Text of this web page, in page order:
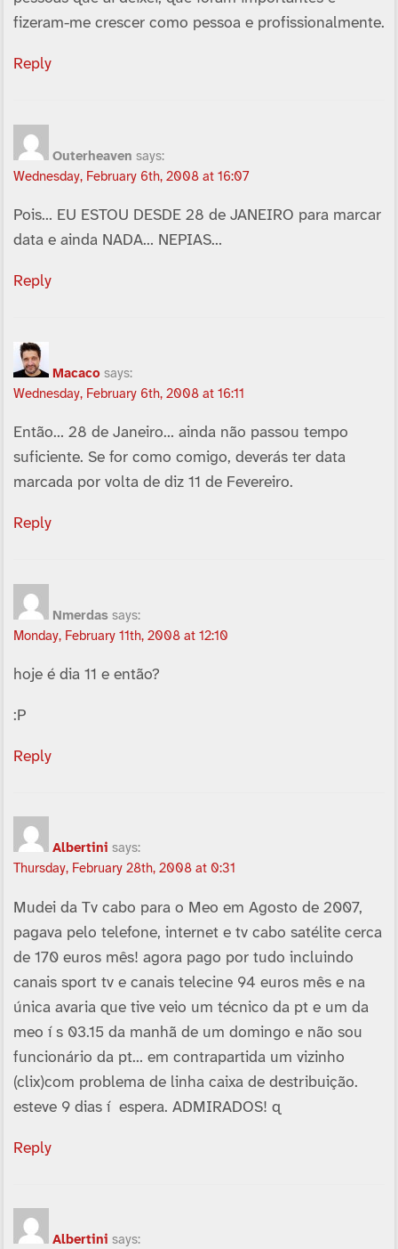
fizeram-me crescer como pessoa e profissionalmente.
Reply
Outerheaven says:
Wednesday, February 6th, 2008 at 16:07
Pois… EU ESTOU DESDE 28 de JANEIRO para marcar
data e ainda NADA… NEPIAS…
Reply
Macaco says:
Wednesday, February 6th, 2008 at 16:11
Então… 28 de Janeiro… ainda não passou tempo
suficiente. Se for como comigo, deverás ter data
marcada por volta de diz 11 de Fevereiro.
Reply
Nmerdas says:
Monday, February 11th, 2008 at 12:10
hoje é dia 11 e então?
:P
Reply
Albertini says:
Thursday, February 28th, 2008 at 0:31
Mudei da Tv cabo para o Meo em Agosto de 2007,
pagava pelo telefone, internet e tv cabo satélite cerca
de 170 euros mês! agora pago por tudo incluindo
canais sport tv e canais telecine 94 euros mês e na
única avaria que tive veio um técnico da pt e um da
meo í s 03.15 da manhã de um domingo e não sou
funcionário da pt… em contrapartida um vizinho
(clix)com problema de linha caixa de destribuição.
esteve 9 dias í espera. ADMIRADOS! q
Reply
Albertini says: